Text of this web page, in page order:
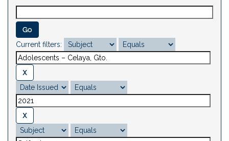
Current filters: